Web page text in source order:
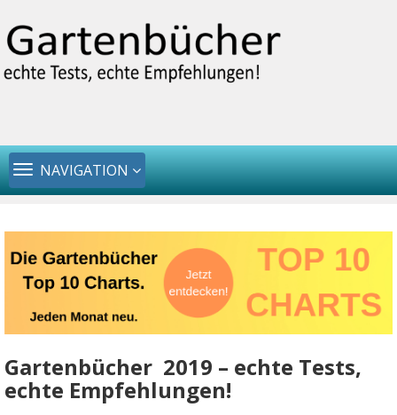
TOGGLE
NAVIGATION
NAVIGATION
Gartenbücher 2019 – echte Tests,
echte Empfehlungen!